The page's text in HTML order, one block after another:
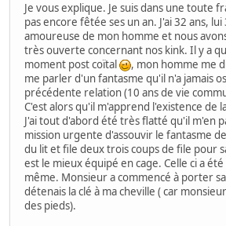
Je vous explique. Je suis dans une toute
pas encore fêtée ses un an. J'ai 32 ans, lui
amoureuse de mon homme et nous
très ouverte concernant nos kink. Il y a
moment post coïtal
, mon homme me
me parler d'un fantasme qu'il n'a jamais
précédente relation (10 ans de vie
C'est alors qu'il m'apprend l'existence de
J'ai tout d'abord été très flatté qu'il m'en
mission urgente d'assouvir le fantasme
du lit et file deux trois coups de file pour
est le mieux équipé en cage. Celle ci a
même. Monsieur a commencé à porter
détenais la clé à ma cheville ( car
des pieds).